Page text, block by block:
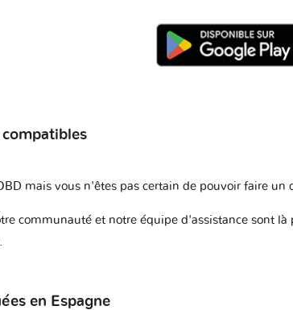
mais vous n'êtes pas certain de pouvoir faire un
communauté et notre équipe d'assistance sont
en Espagne